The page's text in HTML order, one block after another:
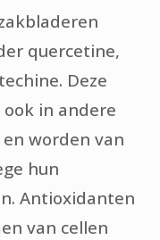
quercetine,
Deze
in andere
worden van
hun
Antioxidanten
van cellen